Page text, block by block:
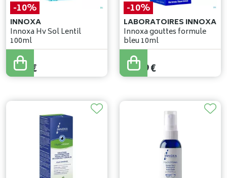
-10%
INNOXA
Innoxa Hv Sol Lentil
100ml
6,59€
5,93 €
-10%
LABORATOIRES INNOXA
Innoxa gouttes formule
bleu 10ml
14,10
12,69€